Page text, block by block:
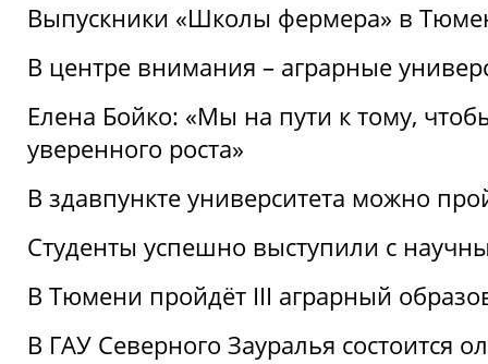
Выпускники «Школы фермера» в
В центре внимания – аграрные
Елена Бойко: «Мы на пути к тому,
уверенного роста»
В здавпункте университета можно
Студенты успешно выступили с
В Тюмени пройдёт III аграрный
В ГАУ Северного Зауралья состоится